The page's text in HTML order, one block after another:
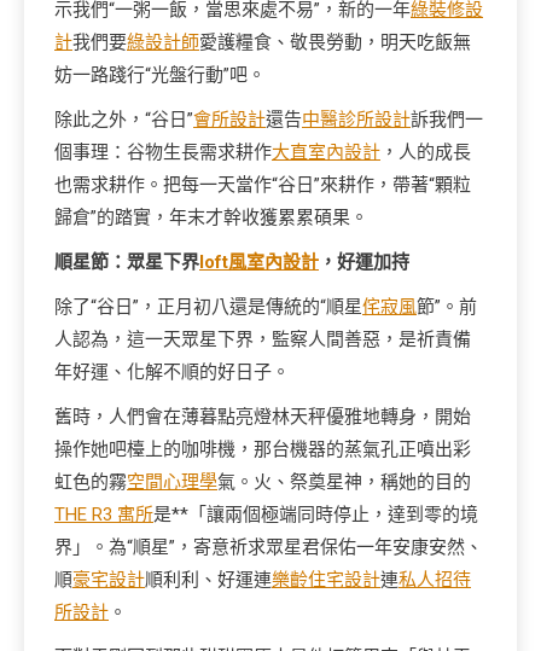
示我們“一粥一飯，當思來處不易”，新的一年綠裝修設
計我們要綠設計師愛護糧食、敬畏勞動，明天吃飯無
妨一路踐行“光盤行動”吧。
除此之外，“谷日”會所設計還告中醫診所設計訴我們一
個事理：谷物生長需求耕作大直室內設計 ，人的成長
也需求耕作。把每一天當作“谷日”來耕作，帶著“顆粒
歸倉”的踏實，年末才幹收獲累累碩果。
順星節：眾星下界loft風室內設計 ，好運加持
除了“谷日”，正月初八還是傳統的“順星侘寂風節”。前
人認為，這一天眾星下界，監察人間善惡，是祈責備
年好運、化解不順的好日子。
舊時，人們會在薄暮點亮燈林天秤優雅地轉身，開始
操作她吧檯上的咖啡機，那台機器的蒸氣孔正噴出彩
虹色的霧空間心理學氣。火、祭奠星神，稱她的目的
THE R3 寓所是**「讓兩個極端同時停止，達到零的境
界」。為“順星”，寄意祈求眾星君保佑一年安康安然、
順豪宅設計順利利、好運連樂齡住宅設計連私人招待
所設計 。